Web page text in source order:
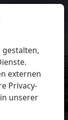
gestalten,
externen
Privacy-
unserer